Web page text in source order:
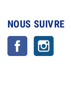
NOUS SUIVRE
Facebook